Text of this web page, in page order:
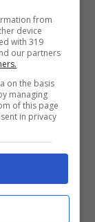
aveva
aiuto e non
lo
il
from
device
with 319
our partners
on the basis
managing
of this page
in privacy